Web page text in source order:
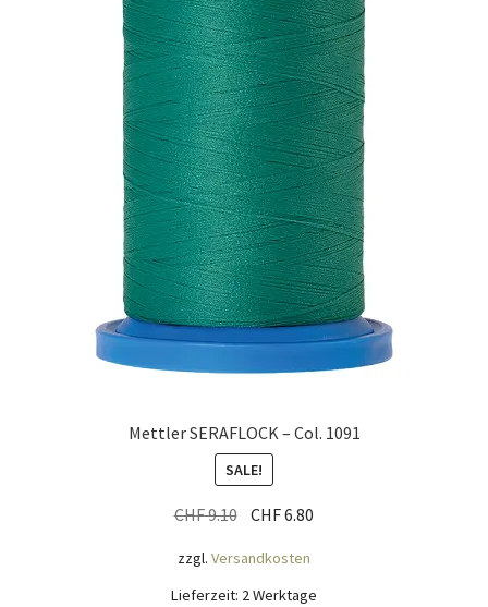
Saferpay Checkout
Twint – QR-Code KÖNIGSHOF
Versandarten
Warenkorb
Mettler SERAFLOCK – Col. 1091
SALE!
CHF9.10 Ursprünglicher
war:
CHF 9.10
CHF6.80
CHF 6.80.
zzgl. Versandkosten
Lieferzeit: 2 Werktage